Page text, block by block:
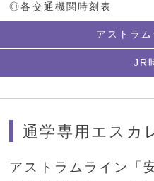
◎各交通機関時刻表
アストラ
JR
通学専用エスカ
アストラムライン「